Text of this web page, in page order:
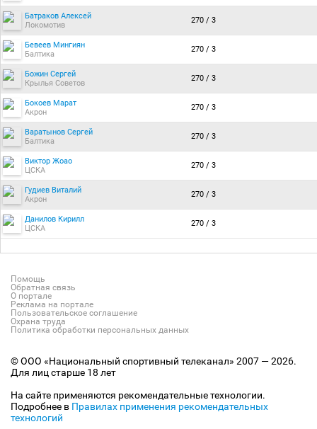
Батраков Алексей
Локомотив
270 / 3
Бевеев Мингиян
Балтика
270 / 3
Божин Сергей
Крылья Советов
270 / 3
Бокоев Марат
Акрон
270 / 3
Варатынов Сергей
Балтика
270 / 3
Виктор Жоао
ЦСКА
270 / 3
Гудиев Виталий
Акрон
270 / 3
Данилов Кирилл
ЦСКА
270 / 3
Помощь
Обратная связь
О портале
Реклама на портале
Пользовательское соглашение
Охрана труда
Политика обработки персональных данных
© ООО «Национальный спортивный телеканал» 2007 — 2026.
Для лиц старше 18 лет
На сайте применяются рекомендательные технологии.
Подробнее в Правилах применения рекомендательных
технологий